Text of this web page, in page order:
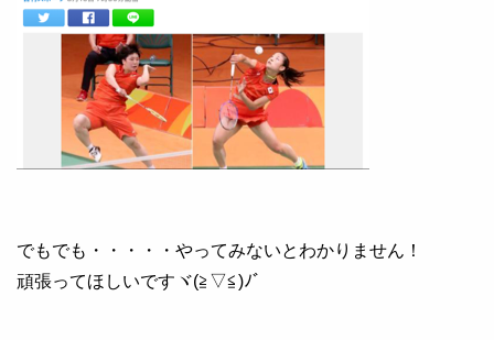
でもでも・・・・・やってみないとわかりません！
頑張ってほしいですヾ(≧▽≦)ﾉﾞ